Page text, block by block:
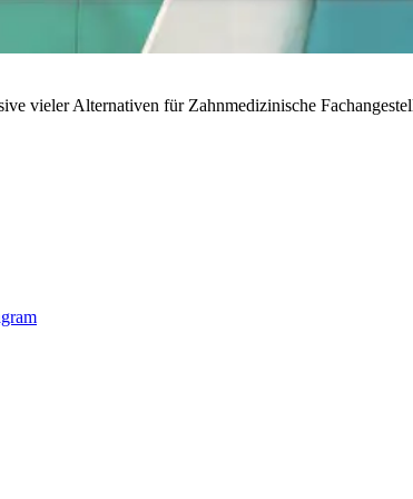
vieler Alternativen für Zahnmedizinische